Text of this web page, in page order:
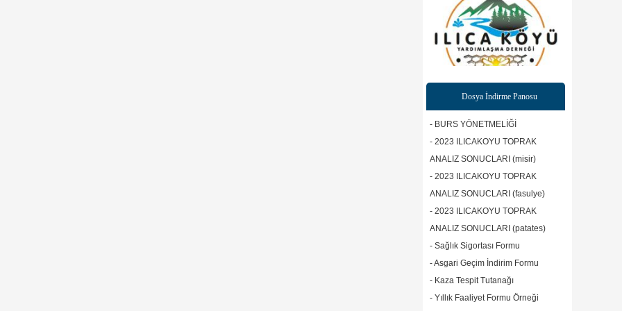
Dosya İndirme Panosu
- BURS YÖNETMELİĞİ
- 2023 ILICAKOYU TOPRAK
ANALIZ SONUCLARI (misir)
- 2023 ILICAKOYU TOPRAK
ANALIZ SONUCLARI (fasulye)
- 2023 ILICAKOYU TOPRAK
ANALIZ SONUCLARI (patates)
- Sağlık Sigortası Formu
- Asgari Geçim İndirim Formu
- Kaza Tespit Tutanağı
- Yıllık Faaliyet Formu Örneği